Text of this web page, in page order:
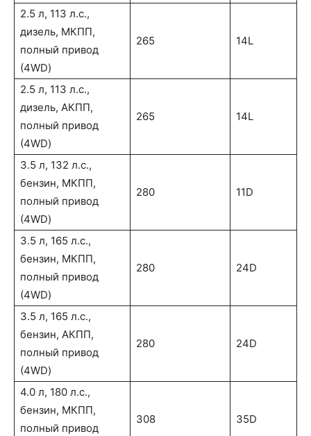
2.5 л, 113 л.с.,
дизель, МКПП,
полный привод
(4WD)
265 14L
2.5 л, 113 л.с.,
дизель, АКПП,
полный привод
(4WD)
265 14L
3.5 л, 132 л.с.,
бензин, МКПП,
полный привод
(4WD)
280 11D
3.5 л, 165 л.с.,
бензин, МКПП,
полный привод
(4WD)
280 24D
3.5 л, 165 л.с.,
бензин, АКПП,
полный привод
(4WD)
280 24D
4.0 л, 180 л.с.,
бензин, МКПП,
полный привод
308 35D